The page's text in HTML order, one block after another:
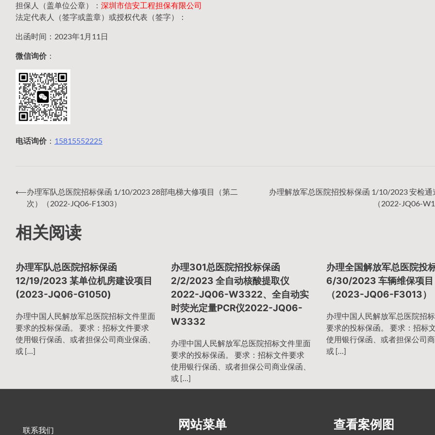
担保人（盖单位公章）： 深圳市信安工程担保有限公司
法定代表人（签字或盖章）或授权代表（签字）：
出函时间：2023年1月11日
微信询价：
电话询价： 15815552225
文
章
导
航
⟵办理军队总医院招标保函 1/10/2023 28部电梯大修项目（第二
次）（2022-JQ06-F1303）
办理解放军总医院招投标保函 1/10/2023 安检通
（2022-JQ06-
相关阅读
办理军队总医院招标保函
12/19/2023 某单位机房建设项目
(2023-JQ06-G1050)
办理中国人民解放军总医院招标文件里面
要求的投标保函。 要求：招标文件要求
使用银行保函、或者担保公司商业保函、
或 […]
办理301总医院招投标保函
2/2/2023 全自动核酸提取仪
2022-JQ06-W3322、全自动实
时荧光定量PCR仪2022-JQ06-
W3332
办理中国人民解放军总医院招标文件里面
要求的投标保函。 要求：招标文件要求
使用银行保函、或者担保公司商业保函、
或 […]
办理全国解放军总医院投
6/30/2023 车辆维保项目
（2023-JQ06-F3013）
办理中国人民解放军总医院招
要求的投标保函。 要求：招标
使用银行保函、或者担保公司商
或 […]
联系我们 网站菜单 查看案例图